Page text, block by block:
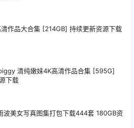
作品大合集 [214GB] 持续更新资源下载
清纯嫩妹4K高清作品合集 [595G]
下载
波美女写真图集打包下载444套 180GB资